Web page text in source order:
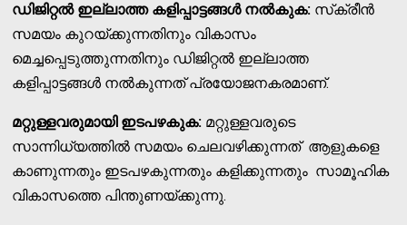
ഡിജിറ്റല്‍ ഇല്ലാത്ത കളിപ്പാട്ടങ്ങള്‍ നല്‍കുക: സ്‌ക്രീന്‍
സമയം കുറയ്ക്കുന്നതിനും വികാസം
മെച്ചപ്പെടുത്തുന്നതിനും ഡിജിറ്റല്‍ ഇല്ലാത്ത
കളിപ്പാട്ടങ്ങള്‍ നല്‍കുന്നത് പ്രയോജനകരമാണ്.
മറ്റുള്ളവരുമായി ഇടപഴകുക: മറ്റുള്ളവരുടെ
സാന്നിധ്യത്തില്‍ സമയം ചെലവഴിക്കുന്നത് ആളുകളെ
കാണുന്നതും ഇടപഴകുന്നതും കളിക്കുന്നതും സാമൂഹിക
വികാസത്തെ പിന്തുണയ്ക്കുന്നു.